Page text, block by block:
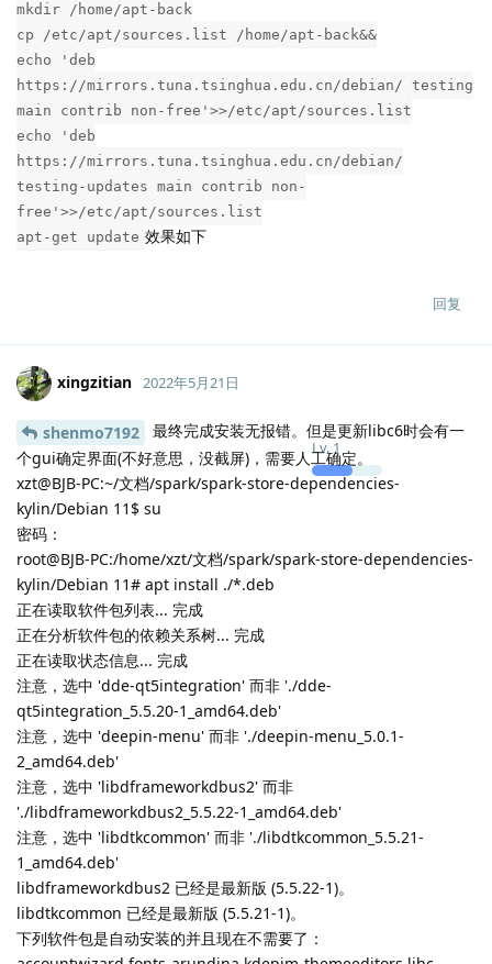
mkdir /home/apt-back
cp /etc/apt/sources.list /home/apt-back&&
echo 'deb
https://mirrors.tuna.tsinghua.edu.cn/debian/ testing
main contrib non-free'>>/etc/apt/sources.list
echo 'deb
https://mirrors.tuna.tsinghua.edu.cn/debian/
testing-updates main contrib non-
free'>>/etc/apt/sources.list
apt-get update 效果如下
回复
xingzitian
Lv. 1
2022年5月21日
shenmo7192
最终完成安装无报错。但是更新libc6时会有一
个gui确定界面(不好意思，没截屏)，需要人工确定。
xzt@BJB-PC:~/文档/spark/spark-store-dependencies-
kylin/Debian 11$ su
密码：
root@BJB-PC:/home/xzt/文档/spark/spark-store-dependencies-
kylin/Debian 11# apt install ./*.deb
正在读取软件包列表... 完成
正在分析软件包的依赖关系树... 完成
正在读取状态信息... 完成
注意，选中 'dde-qt5integration' 而非 './dde-
qt5integration_5.5.20-1_amd64.deb'
注意，选中 'deepin-menu' 而非 './deepin-menu_5.0.1-
2_amd64.deb'
注意，选中 'libdframeworkdbus2' 而非
'./libdframeworkdbus2_5.5.22-1_amd64.deb'
注意，选中 'libdtkcommon' 而非 './libdtkcommon_5.5.21-
1_amd64.deb'
libdframeworkdbus2 已经是最新版 (5.5.22-1)。
libdtkcommon 已经是最新版 (5.5.21-1)。
下列软件包是自动安装的并且现在不需要了：